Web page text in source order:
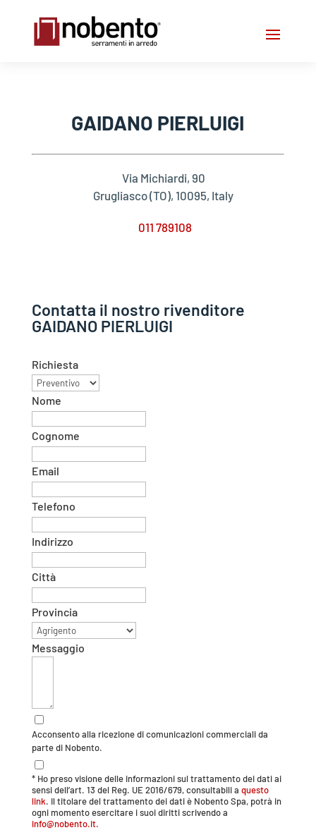
GAIDANO PIERLUIGI
Via Michiardi, 90
Grugliasco (TO), 10095, Italy
011 789108
Contatta il nostro rivenditore
GAIDANO PIERLUIGI
Richiesta
Nome
Cognome
Email
Telefono
Indirizzo
Città
Provincia
Messaggio
Acconsento alla ricezione di comunicazioni commerciali da
parte di Nobento.
* Ho preso visione delle informazioni sul trattamento dei dati ai
sensi dell’art. 13 del Reg. UE 2016/679, consultabili a questo
link. Il titolare del trattamento dei dati è Nobento Spa, potrà in
ogni momento esercitare i suoi diritti scrivendo a
info@nobento.it.